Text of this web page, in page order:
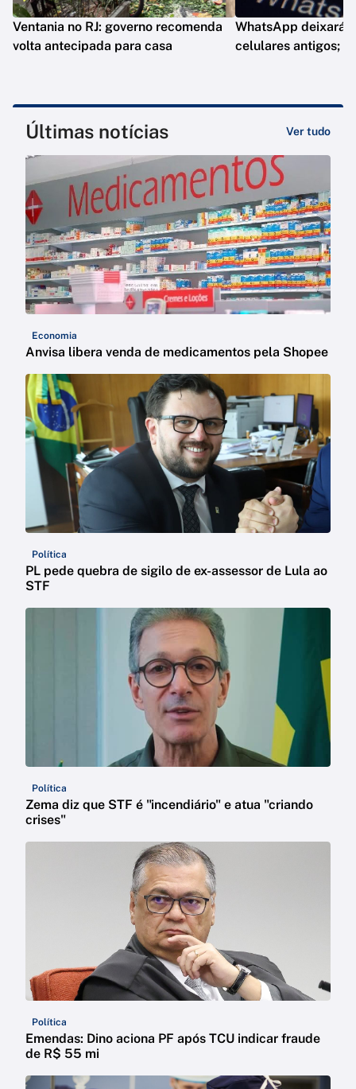
Ventania no RJ: governo recomenda
volta antecipada para casa
WhatsApp deixará
celulares antigos;
Últimas notícias Ver tudo
Economia
Anvisa libera venda de medicamentos pela Shopee
Política
PL pede quebra de sigilo de ex-assessor de Lula ao
STF
Política
Zema diz que STF é "incendiário" e atua "criando
crises"
Política
Emendas: Dino aciona PF após TCU indicar fraude
de R$ 55 mi